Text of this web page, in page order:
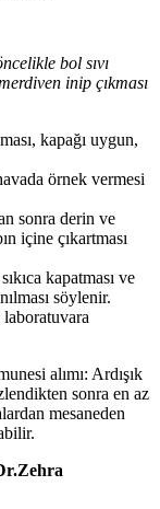
bol sıvı
inip çıkması
kapağı uygun,
örnek vermesi
sonra derin ve
içine çıkartması
kapatması ve
söylenir.
laboratuvara
alımı: Ardışık
sonra en az
mesaneden